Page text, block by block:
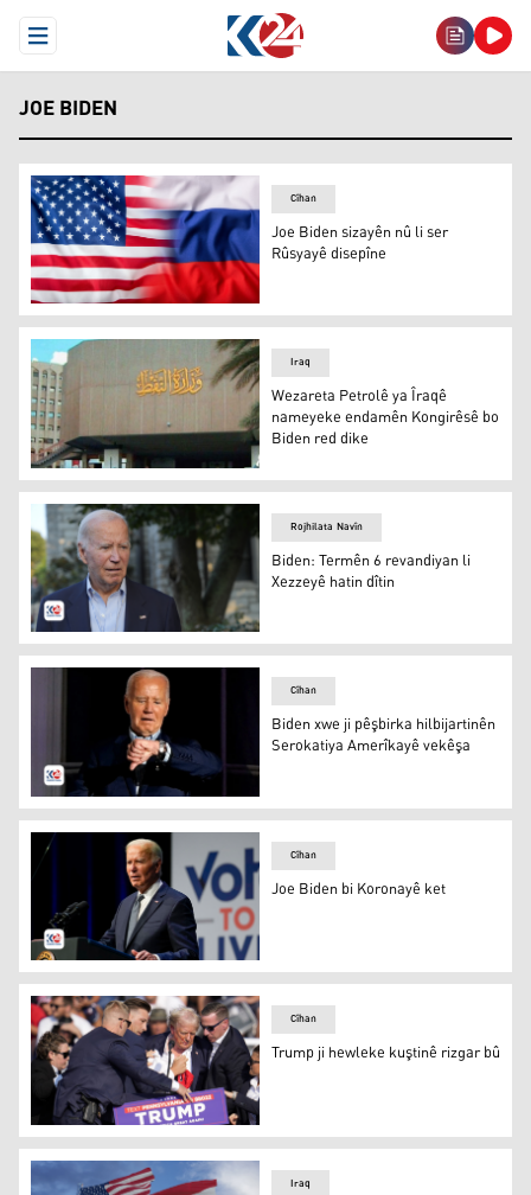
Open Menu
JOE BIDEN
Alayên Amerîka û Rûsyayê
Cîhan
Joe Biden sizayên nû li ser
Rûsyayê disepîne
Wezareta Petrolê ya Îraqê
Iraq
Wezareta Petrolê ya Îraqê
nameyeke endamên Kongirêsê bo
Biden red dike
Biden: Termên 6 revandiyan li Xezzeyê hatin dîtin
Rojhilata Navîn
Biden: Termên 6 revandiyan li
Xezzeyê hatin dîtin
Joe Biden
Cîhan
Biden xwe ji pêşbirka hilbijartinên
Serokatiya Amerîkayê vekêşa
Joe Biden bi Koronayê ket
Cîhan
Joe Biden bi Koronayê ket
Trump ji hewleke kuştinê rizgar bû
Cîhan
Trump ji hewleke kuştinê rizgar bû
Iraq